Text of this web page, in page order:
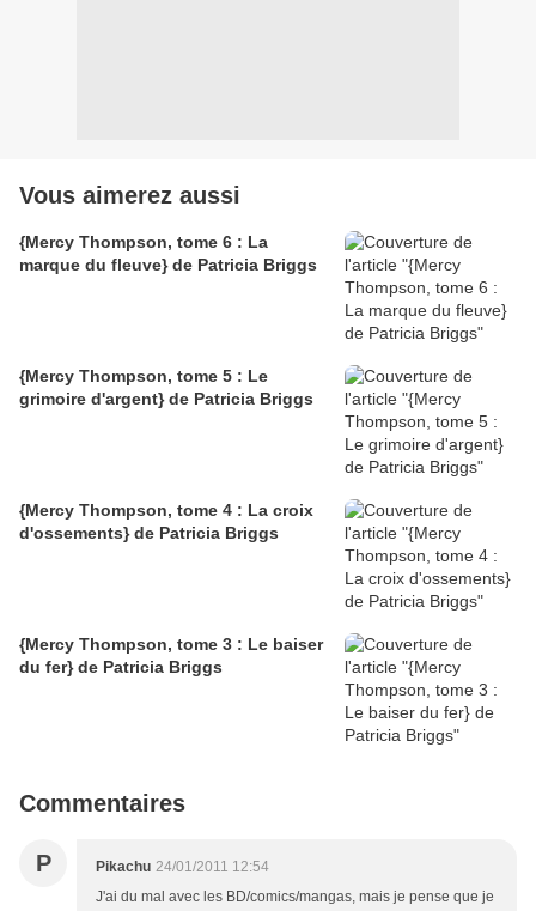
Vous aimerez aussi
{Mercy Thompson, tome 6 : La
marque du fleuve} de Patricia Briggs
{Mercy Thompson, tome 5 : Le
grimoire d'argent} de Patricia Briggs
{Mercy Thompson, tome 4 : La croix
d'ossements} de Patricia Briggs
{Mercy Thompson, tome 3 : Le baiser
du fer} de Patricia Briggs
Commentaires
P Pikachu 24/01/2011 12:54
J'ai du mal avec les BD/comics/mangas, mais je pense que je